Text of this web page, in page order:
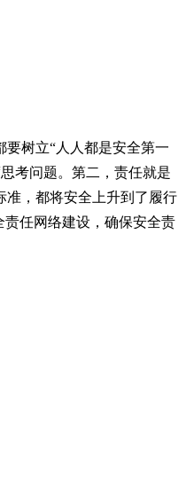
树立“人人都是安全第一
考问题。第二，责任就是
准，都将安全上升到了履行
任网络建设，确保安全责